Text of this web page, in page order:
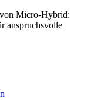
Micro-Hybrid:
anspruchsvolle